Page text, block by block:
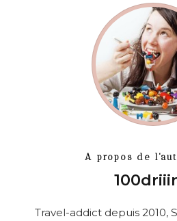
A propos de
Travel-addict depuis 2010,